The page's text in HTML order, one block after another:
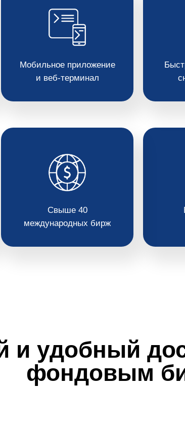
Мобильное приложение
и веб-терминал
Свыше 40
международных бирж
и удобный
фондовым